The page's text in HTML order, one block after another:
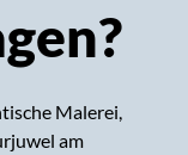
Malerei,
am